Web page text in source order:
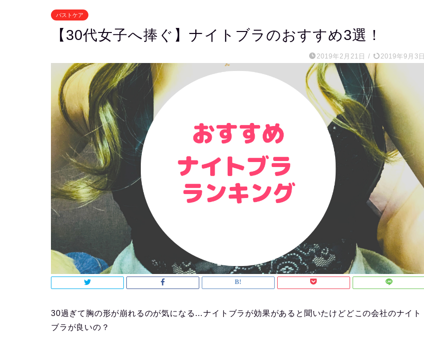
バストケア
【30代女子へ捧ぐ】ナイトブラのおすすめ3選！
2019年2月21日 / 2019年9月3日
30過ぎて胸の形が崩れるのが気になる…ナイトブラが効果があると聞いたけどどこの会社のナイト
ブラが良いの？